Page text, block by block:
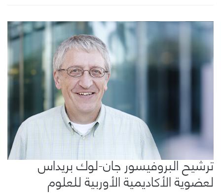
ترشيح البروفيسور جان-لوك بريداس
لعضوية الأكاديمية الأوربية للعلوم